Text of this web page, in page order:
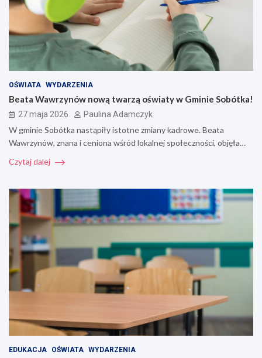
OŚWIATA WYDARZENIA
Beata Wawrzynów nową twarzą oświaty w Gminie Sobótka!
27 maja 2026 Paulina Adamczyk
W gminie Sobótka nastąpiły istotne zmiany kadrowe. Beata
Wawrzynów, znana i ceniona wśród lokalnej społeczności, objęła…
Czytaj dalej
EDUKACJA OŚWIATA WYDARZENIA